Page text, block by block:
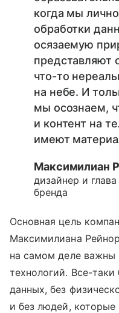
когда мы
обработки
осязаемую
представляют
что-то
на небе. И
мы осознаем,
и контент на
имеют
Максимилиан
дизайнер и
бренда
Основная цель
Максимилиана
на самом деле важны
технологий. Все-таки
данных, без
и без людей, которые